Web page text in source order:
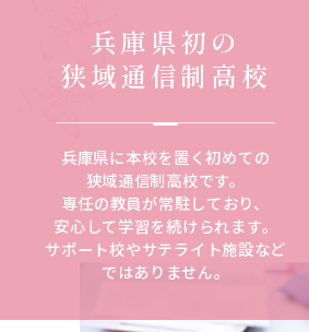
兵庫県初の
狭域通信制高校
兵庫県に本校を置く初めての
狭域通信制高校です。
専任の教員が常駐しており、
安心して学習を続けられます。
サポート校やサテライト施設など
ではありません。